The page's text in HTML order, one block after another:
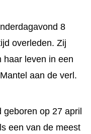
8
overleden. Zij
haar leven in een
aan de verl.
op 27 april
een van de meest